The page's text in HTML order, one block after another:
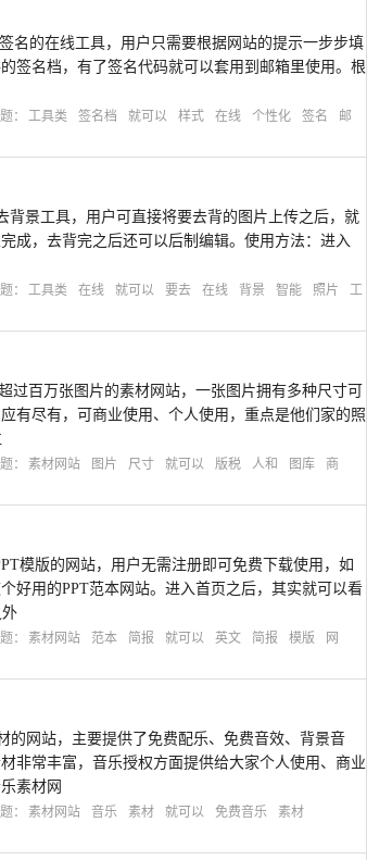
签名的在线工具，用户只需要根据网站的提示一步步填
签名档，有了签名代码就可以套用到邮箱里使用。根
： 工具类 签名档 就可以 样式 在线 个性化 签名
邮
背景工具，用户可直接将要去背的图片上传之后，就
成，去背完之后还可以后制编辑。使用方法：进入
： 工具类 在线 就可以 要去 在线 背景 智能 照片
工
过百万张图片的素材网站，一张图片拥有多种尺寸可
有尽有，可商业使用、个人使用，重点是他们家的照
： 素材网站 图片 尺寸 就可以 版税 人和 图库
商
模版的网站，用户无需注册即可免费下载使用，如
好用的PPT范本网站。进入首页之后，其实就可以看
： 素材网站 范本 简报 就可以 英文 简报 模版
网
的网站，主要提供了免费配乐、免费音效、背景音
非常丰富，音乐授权方面提供给大家个人使用、商业
素材网
： 素材网站 音乐 素材 就可以 免费音乐
素材